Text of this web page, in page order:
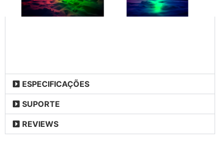
ESPECIFICAÇÕES
SUPORTE
REVIEWS